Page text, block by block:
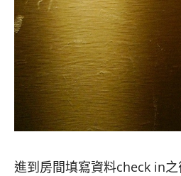
進到房間填寫資料check in